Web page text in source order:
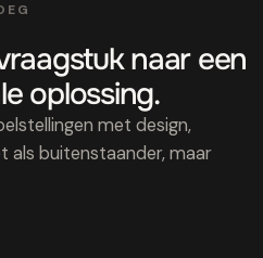
naar een
oplossing.
met design,
als buitenstaander, maar